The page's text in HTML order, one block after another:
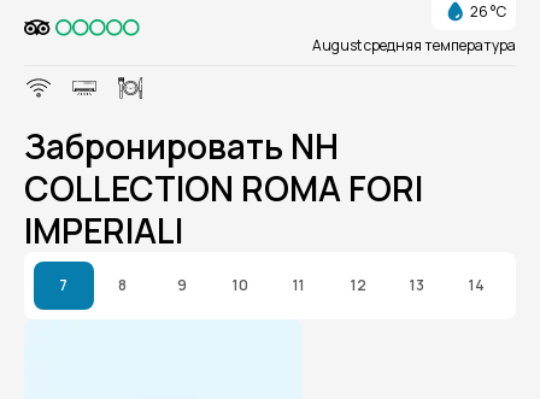
26 °C
August средняя температура
Забронировать NH
COLLECTION ROMA FORI
IMPERIALI
7 8 9 10 11 12 13 14